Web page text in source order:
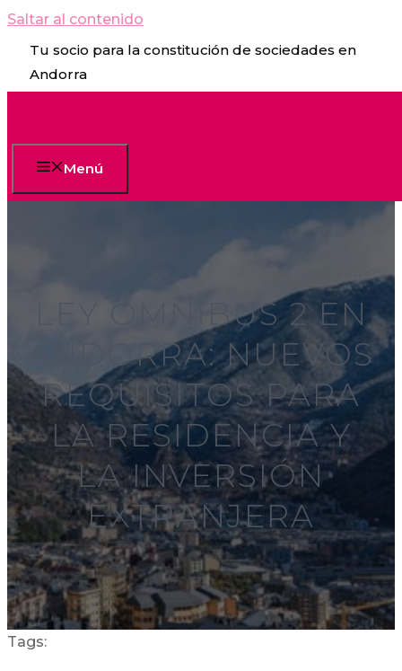
Saltar al contenido
Tu socio para la constitución de sociedades en
Andorra
Menú
LEY ÓMNIBUS 2 EN
ANDORRA: NUEVOS
REQUISITOS PARA
LA RESIDENCIA Y
LA INVERSIÓN
EXTRANJERA
Tags: